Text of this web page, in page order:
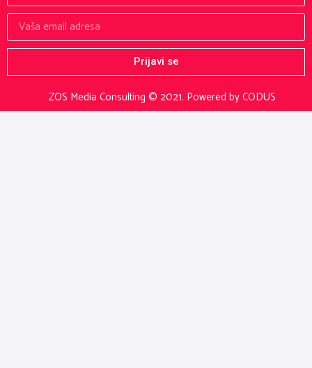
ZOS Media Consulting © 2021. Powered by CODUS
Prijavi se